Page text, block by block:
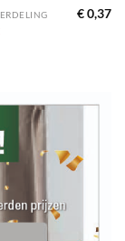
€0,37